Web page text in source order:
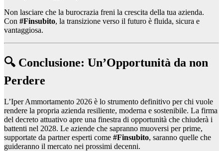
Non lasciare che la burocrazia freni la crescita della tua azienda.
Con #Finsubito, la transizione verso il futuro è fluida, sicura e
vantaggiosa.
🔍 Conclusione: Un’Opportunità da non
Perdere
L’Iper Ammortamento 2026 è lo strumento definitivo per chi vuole
rendere la propria azienda resiliente, moderna e sostenibile. La firma
del decreto attuativo apre una finestra di opportunità che chiuderà i
battenti nel 2028. Le aziende che sapranno muoversi per prime,
supportate da partner esperti come #Finsubito, saranno quelle che
guideranno il mercato nei prossimi decenni.